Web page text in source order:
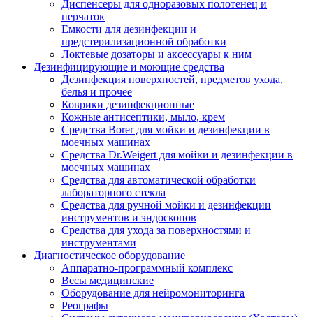
Диспенсеры для одноразовых полотенец и
перчаток
Емкости для дезинфекции и
предстерилизационной обработки
Локтевые дозаторы и аксессуары к ним
Дезинфицирующие и моющие средства
Дезинфекция поверхностей, предметов ухода,
белья и прочее
Коврики дезинфекционные
Кожные антисептики, мыло, крем
Средства Borer для мойки и дезинфекции в
моечных машинах
Средства Dr.Weigert для мойки и дезинфекции в
моечных машинах
Средства для автоматической обработки
лабораторного стекла
Средства для ручной мойки и дезинфекции
инструментов и эндоскопов
Средства для ухода за поверхностями и
инструментами
Диагностическое оборудование
Аппаратно-программный комплекс
Весы медицинские
Оборудование для нейромониторинга
Реографы